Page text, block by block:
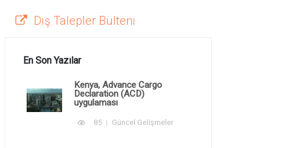
Dış Talepler Bülteni
En Son Yazılar
Kenya, Advance Cargo
Declaration (ACD)
uygulaması
85 Güncel Gelişmeler